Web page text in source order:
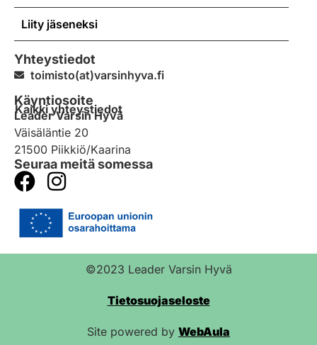
Liity jäseneksi
Yhteystiedot
toimisto(at)varsinhyva.fi
Kaikki yhteystiedot
Käyntiosoite
Leader Varsin Hyvä
Väisäläntie 20
21500 Piikkiö/Kaarina
Seuraa meitä somessa
©2023 Leader Varsin Hyvä
Tietosuojaseloste
Site powered by WebAula